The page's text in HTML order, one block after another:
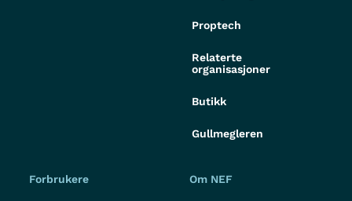
Proptech
Relaterte
organisasjoner
Butikk
Gullmegleren
Forbrukere Om NEF